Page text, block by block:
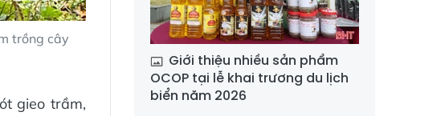
trồng cây
gieo trầm,
Giới thiệu nhiều sản phẩm
OCOP tại lễ khai trương du lịch
biển năm 2026